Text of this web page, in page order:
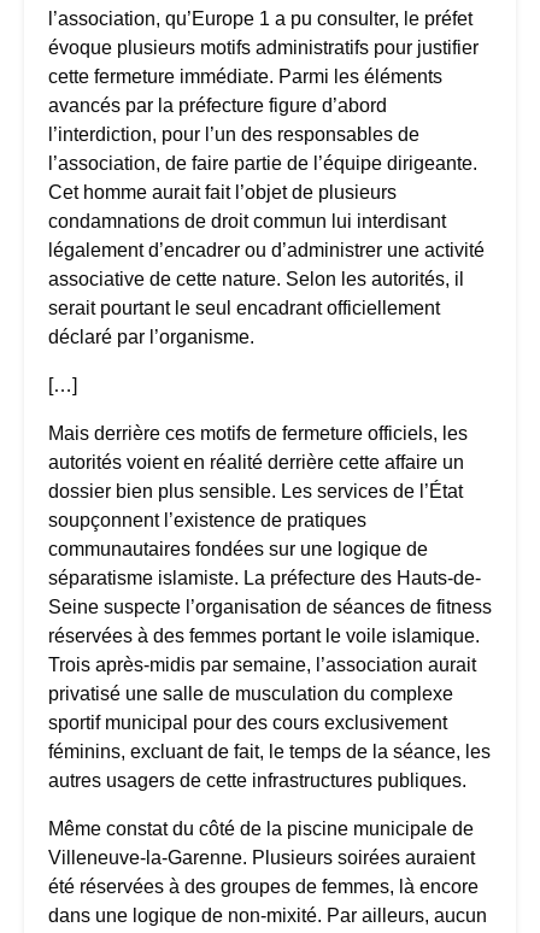
l’association, qu’Europe 1 a pu consulter, le préfet
évoque plusieurs motifs administratifs pour justifier
cette fermeture immédiate. Parmi les éléments
avancés par la préfecture figure d’abord
l’interdiction, pour l’un des responsables de
l’association, de faire partie de l’équipe dirigeante.
Cet homme aurait fait l’objet de plusieurs
condamnations de droit commun lui interdisant
légalement d’encadrer ou d’administrer une activité
associative de cette nature. Selon les autorités, il
serait pourtant le seul encadrant officiellement
déclaré par l’organisme.
[…]
Mais derrière ces motifs de fermeture officiels, les
autorités voient en réalité derrière cette affaire un
dossier bien plus sensible. Les services de l’État
soupçonnent l’existence de pratiques
communautaires fondées sur une logique de
séparatisme islamiste. La préfecture des Hauts-de-
Seine suspecte l’organisation de séances de fitness
réservées à des femmes portant le voile islamique.
Trois après-midis par semaine, l’association aurait
privatisé une salle de musculation du complexe
sportif municipal pour des cours exclusivement
féminins, excluant de fait, le temps de la séance, les
autres usagers de cette infrastructures publiques.
Même constat du côté de la piscine municipale de
Villeneuve-la-Garenne. Plusieurs soirées auraient
été réservées à des groupes de femmes, là encore
dans une logique de non-mixité. Par ailleurs, aucun